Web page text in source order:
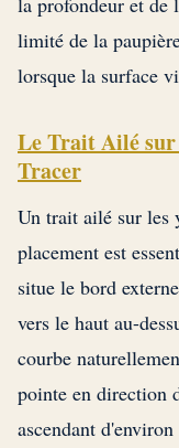
limité de la
lorsque la surface
Le Trait Ailé sur
Tracer
Un trait ailé sur les
placement est
situe le bord
vers le haut au-
courbe
pointe en direction
ascendant